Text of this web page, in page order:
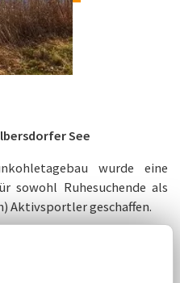
See
wurde eine
sowohl Ruhesuchende als
Aktivsportler geschaffen.